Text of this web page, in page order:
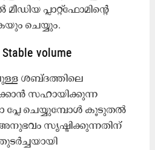
പ്ലാറ്റ്‌ഫോമിന്റെ
ചെയ്യും.
volume
ശബ്‌ദത്തിലെ
സഹായിക്കുന്ന
പ്ലേ ചെയ്യുമ്പോൾ കൂടുതൽ
സൃഷ്ടിക്കുന്നതിന്